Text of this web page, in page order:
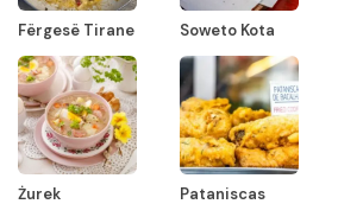
Fërgesë Tirane Soweto Kota
Żurek Pataniscas